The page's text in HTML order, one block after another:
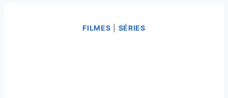
FILMES SÉRIES